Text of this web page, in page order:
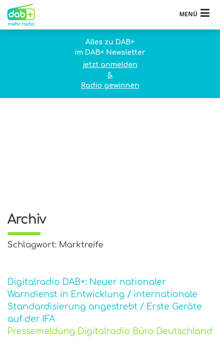
MENÜ
Alles zu DAB+
im DAB+ Newsletter
jetzt anmelden
&
Radio gewinnen
Archiv
Schlagwort: Marktreife
Digitalradio DAB+: Neuer nationaler
Warndienst in Entwicklung / internationale
Standardisierung angestrebt / Erste Geräte
auf der IFA
Pressemeldung Digitalradio Büro Deutschland